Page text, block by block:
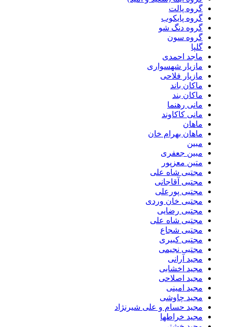
گروه پالت
گروه پایکوب
گروه دنگ شو
گروه سون
گلپا
ماجد احمدی
مازیار شهسواری
مازیار فلاحی
ماکان باند
ماکان بند
مانی رهنما
مانی کاکاوند
ماهان
ماهان بهرام خان
مبین
مبین جعفری
متین معزپور
مجتبى شاه على
مجتبی آقاجانی
مجتبی پورعلی
مجتبی خان وردی
مجتبی رضایی
مجتبی شاه علی
مجتبی شجاع
مجتبی کبیری
مجتبی نجیمی
مجید آرانی
مجید اخشابی
مجید اصلاحی
مجید امینی
مجید چاوشی
مجید حسام و علی شیرنژاد
مجید خراطها